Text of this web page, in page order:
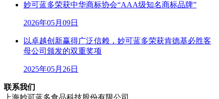
妙可蓝多荣获中华商标协会“AAA级知名商标品牌”
2026年05月09日
以卓越创新赢得广泛信赖，妙可蓝多荣获肯德基必胜客
母公司颁发的双重奖项
2025年05月26日
联系我们
上海妙可蓝多食品科技股份有限公司